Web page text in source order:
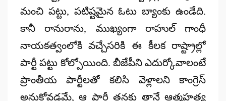
మంచి పట్టు, పటిష్టమైన ఓటు బ్యాంకు ఉండేది.
కానీ రానురాను, ముఖ్యంగా రాహుల్ గాంధీ
నాయకత్వంలోకి వచ్చేసరికి ఈ కీలక రాష్ట్రాల్లో
పార్టీ పట్టు కోల్పోయింది. బీజేపీని ఎదుర్కోవాలంటే
ప్రాంతీయ పార్టీలతో కలిసి వెళ్లాలని కాంగ్రెస్
అనుకోవడమే, ఆ పార్టీ తనకు తానే ఆత్మహత్య